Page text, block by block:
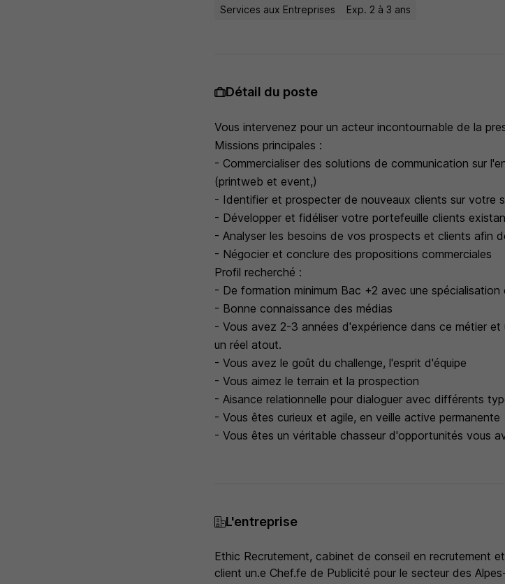
Services aux Entreprises
Exp. 2 à 3 ans
Détail du poste
Vous intervenez pour un acteur incontournable de la
Missions principales :
- Commercialiser des solutions de communication sur
(printweb et event,)
- Identifier et prospecter de nouveaux clients sur votre
- Développer et fidéliser votre portefeuille clients
- Analyser les besoins de vos prospects et clients afin
- Négocier et conclure des propositions commerciales
Profil recherché :
- De formation minimum Bac +2 avec une
- Bonne connaissance des médias
- Vous avez 2-3 années d'expérience dans ce métier et
un réel atout.
- Vous avez le goût du challenge, l'esprit d'équipe
- Vous aimez le terrain et la prospection
- Aisance relationnelle pour dialoguer avec différents
- Vous êtes curieux et agile, en veille active permanente
- Vous êtes un véritable chasseur d'opportunités vous
L'entreprise
Ethic Recrutement, cabinet de conseil en recrutement
client un.e Chef.fe de Publicité pour le secteur des